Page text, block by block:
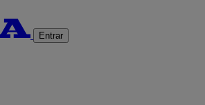
Entrar